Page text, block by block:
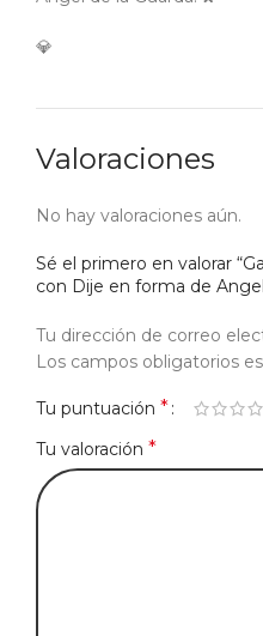
💎
Valoraciones
No hay valoraciones aún.
Sé el primero en valorar
con Dije en forma de
Tu dirección de correo
Los campos obligatorios
Tu puntuación *
Tu valoración *